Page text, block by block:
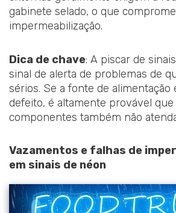
gabinete selado, o que
impermeabilização.
Dica de chave: A piscar de
sinal de alerta de problemas de
sérios. Se a fonte de alimentação
defeito, é altamente provável
componentes também não
Vazamentos e falhas de
em sinais de néon